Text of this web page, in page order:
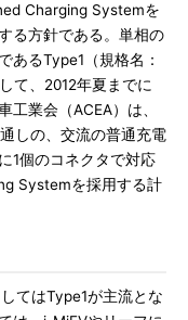
Charging Systemを
る方針である。単相の
あるType1（規格名：
て、2012年夏までに
業会（ACEA）は、
しの、交流の普通充電
1個のコネクタで対応
Systemを採用する計
てはType1が主流とな